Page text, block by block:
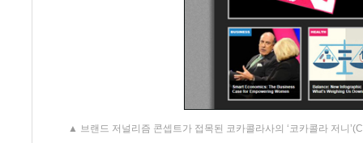
▲ 브랜드 저널리즘 콘셉트가 접목된 코카콜라사의 ‘코카콜라 저니